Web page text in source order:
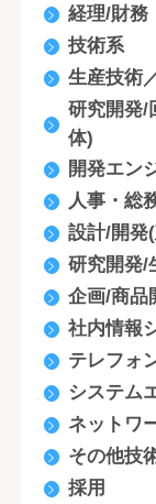
経理/財務
技術系
生産技術
研究開発/
体)
開発エン
人事・総
設計/開発
研究開発/
企画/商品
社内情報
テレフォ
システム
ネットワ
その他技
採用